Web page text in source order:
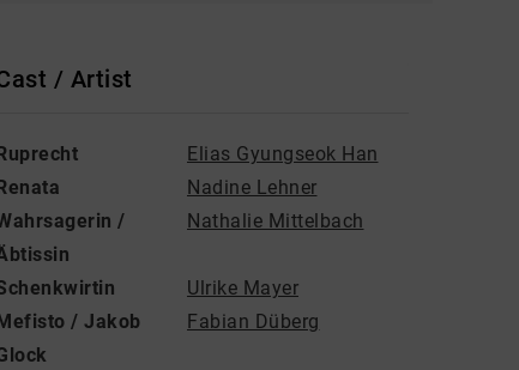
/ Artist
Elias Gyungseok Han
Nadine Lehner
/
Nathalie Mittelbach
Ulrike Mayer
/ Jakob
Fabian Düberg